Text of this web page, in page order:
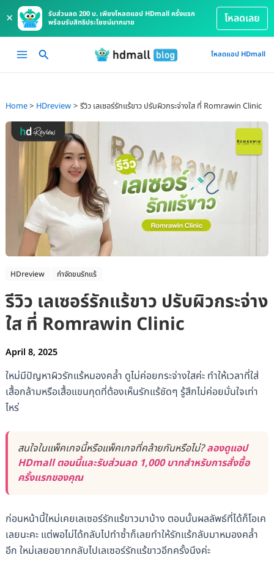
×
รับส่วนลด 200 บ. เพียงโหลดแอป HDmall ครั้งแรก
พร้อมรับสิทธิประโยชน์มากมาย
โหลดเลย
Main
โหลดแอป HDmall
Home HDreview รีวิว เลเซอร์รักแร้ขาว ปรับผิวกระจ่างใส ที่ Romrawin Clinic
HDreview กำจัดขนรักแร้
รีวิว เลเซอร์รักแร้ขาว ปรับผิวกระจ่าง
ใส ที่ Romrawin Clinic
April 8, 2025
ใหม่มีปัญหาผิวรักแร้หมองคล้ำ ดูไม่ค่อยกระจ่างใสค่ะ ทำให้เวลาที่ใส่
เสื้อกล้ามหรือเสื้อแขนกุดที่ต้องเห็นรักแร้ชัดๆ รู้สึกไม่ค่อยมั่นใจเท่า
ไหร่
สนใจในแพ็คเกจนี้หรือแพ็คเกจที่คล้ายกันหรือไม่?ลองดูแอป
HDmall ตอนนี้และรับส่วนลด 1,000 บาทสำหรับการสั่งซื้อ
ครั้งแรกของคุณ
ก่อนหน้านี้ใหม่เคยเลเซอร์รักแร้ขาวมาบ้าง ตอนนั้นผลลัพธ์ที่ได้ก็โอเค
เลยนะคะ แต่พอไม่ได้กลับไปทำซ้ำก็เลยทำให้รักแร้กลับมาหมองคล้ำ
อีก ใหม่เลยอยากกลับไปเลเซอร์รักแร้ขาวอีกครั้งนึงค่ะ